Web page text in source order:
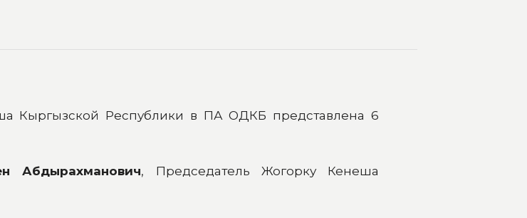
Кыргызской Республики в ПА ОДКБ представлена 6
Абдырахманович,
Председатель Жогорку Кенеша